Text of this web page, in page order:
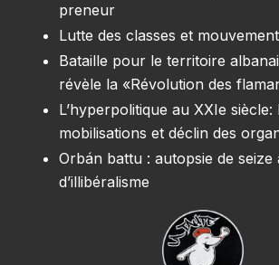
preneur
Lutte des classes et
Bataille pour le territoire
révèle la «Révolution des
L’hyperpolitique au XXIe siècle:
mobilisations et déclin des
Orbán battu : autopsie de seize
d’illibéralisme